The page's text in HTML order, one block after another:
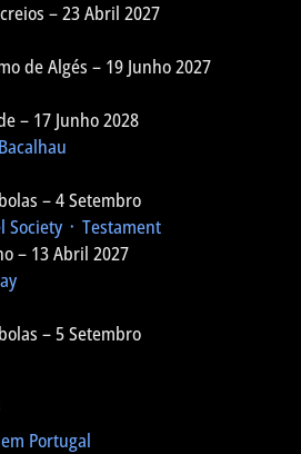
– 23 Abril 2027
de Algés – 19 Junho 2027
– 17 Junho 2028
– 4 Setembro
Society ᛫ Testament
– 13 Abril 2027
– 5 Setembro
Portugal